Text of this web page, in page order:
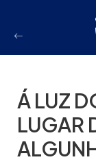
Á LUZ
LUGAR